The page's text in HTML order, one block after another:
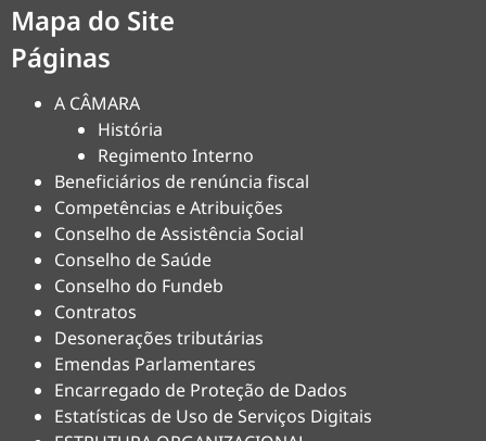
Mapa do Site
Páginas
A CÂMARA
História
Regimento Interno
Beneficiários de renúncia fiscal
Competências e Atribuições
Conselho de Assistência Social
Conselho de Saúde
Conselho do Fundeb
Contratos
Desonerações tributárias
Emendas Parlamentares
Encarregado de Proteção de Dados
Estatísticas de Uso de Serviços Digitais